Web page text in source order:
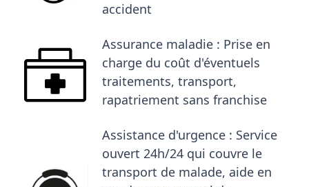
accident
Assurance maladie : Prise en
charge du coût d'éventuels
traitements, transport,
rapatriement sans franchise
Assistance d'urgence : Service
ouvert 24h/24 qui couvre le
transport de malade, aide en